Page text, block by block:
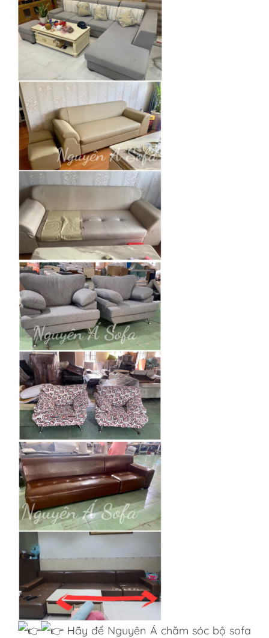
Hãy để Nguyên Á chăm sóc bộ sofa